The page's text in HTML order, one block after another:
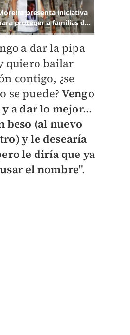
a dar la pipa
quiero bailar
contigo, ¿se
se puede? Vengo
a dar lo mejor...
beso (al nuevo
y le desearía
le diría que ya
el nombre".